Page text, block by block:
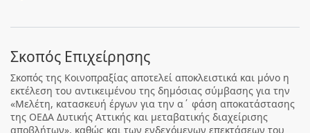
Σκοπός Επιχείρησης
Σκοπός της Κοινοπραξίας αποτελεί αποκλειστικά και μόνο η
εκτέλεση του αντικειμένου της δημόσιας σύμβασης για την
«Μελέτη, κατασκευή έργων για την α΄ φάση αποκατάστασης
της ΟΕΔΑ Δυτικής Αττικής και μεταβατικής διαχείρισης
αποβλήτων», καθώς και των ενδεχόμενων επεκτάσεων του